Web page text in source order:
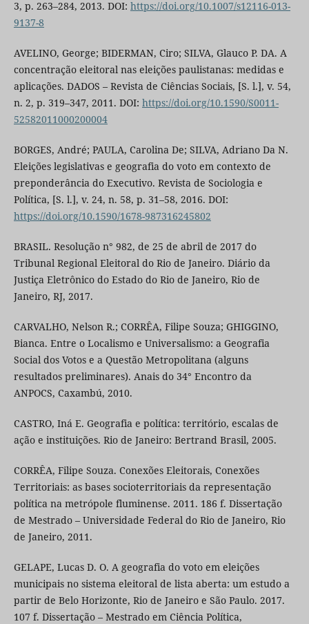
3, p. 263–284, 2013. DOI: https://doi.org/10.1007/s12116-013-
9137-8
AVELINO, George; BIDERMAN, Ciro; SILVA, Glauco P. DA. A
concentração eleitoral nas eleições paulistanas: medidas e
aplicações. DADOS – Revista de Ciências Sociais, [S. l.], v. 54,
n. 2, p. 319–347, 2011. DOI: https://doi.org/10.1590/S0011-
52582011000200004
BORGES, André; PAULA, Carolina De; SILVA, Adriano Da N.
Eleições legislativas e geografia do voto em contexto de
preponderância do Executivo. Revista de Sociologia e
Política, [S. l.], v. 24, n. 58, p. 31–58, 2016. DOI:
https://doi.org/10.1590/1678-987316245802
BRASIL. Resolução n° 982, de 25 de abril de 2017 do
Tribunal Regional Eleitoral do Rio de Janeiro. Diário da
Justiça Eletrônico do Estado do Rio de Janeiro, Rio de
Janeiro, RJ, 2017.
CARVALHO, Nelson R.; CORRÊA, Filipe Souza; GHIGGINO,
Bianca. Entre o Localismo e Universalismo: a Geografia
Social dos Votos e a Questão Metropolitana (alguns
resultados preliminares). Anais do 34° Encontro da
ANPOCS, Caxambú, 2010.
CASTRO, Iná E. Geografia e política: território, escalas de
ação e instituições. Rio de Janeiro: Bertrand Brasil, 2005.
CORRÊA, Filipe Souza. Conexões Eleitorais, Conexões
Territoriais: as bases socioterritoriais da representação
política na metrópole fluminense. 2011. 186 f. Dissertação
de Mestrado – Universidade Federal do Rio de Janeiro, Rio
de Janeiro, 2011.
GELAPE, Lucas D. O. A geografia do voto em eleições
municipais no sistema eleitoral de lista aberta: um estudo a
partir de Belo Horizonte, Rio de Janeiro e São Paulo. 2017.
107 f. Dissertação – Mestrado em Ciência Política,